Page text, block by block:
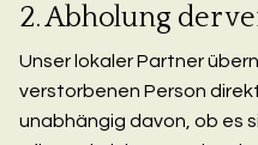
2. Abholung der
Unser lokaler Partner
verstorbenen Person
unabhängig davon, ob es